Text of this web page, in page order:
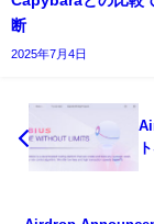
断
2025年7月4日